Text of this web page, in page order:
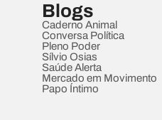
Blogs
Caderno Animal
Conversa Política
Pleno Poder
Sílvio Osias
Saúde Alerta
Mercado em Movimento
Papo Íntimo